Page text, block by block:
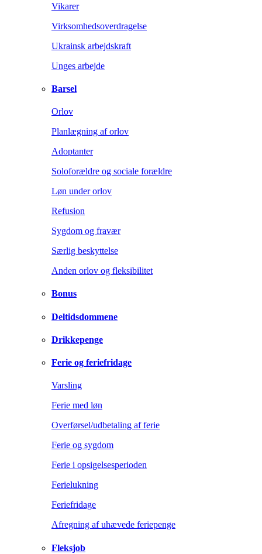
Vikarer
Virksomhedsoverdragelse
Ukrainsk arbejdskraft
Unges arbejde
Barsel
Orlov
Planlægning af orlov
Adoptanter
Soloforældre og sociale forældre
Løn under orlov
Refusion
Sygdom og fravær
Særlig beskyttelse
Anden orlov og fleksibilitet
Bonus
Deltidsdommene
Drikkepenge
Ferie og feriefridage
Varsling
Ferie med løn
Overførsel/udbetaling af ferie
Ferie og sygdom
Ferie i opsigelsesperioden
Ferielukning
Feriefridage
Afregning af uhævede feriepenge
Fleksjob